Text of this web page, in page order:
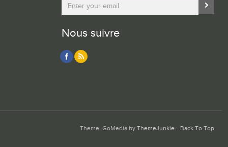
Nous suivre
Theme: GoMedia by ThemeJunkie. Back To Top